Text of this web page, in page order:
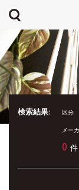
検索結果: 区分:
メー
0 件